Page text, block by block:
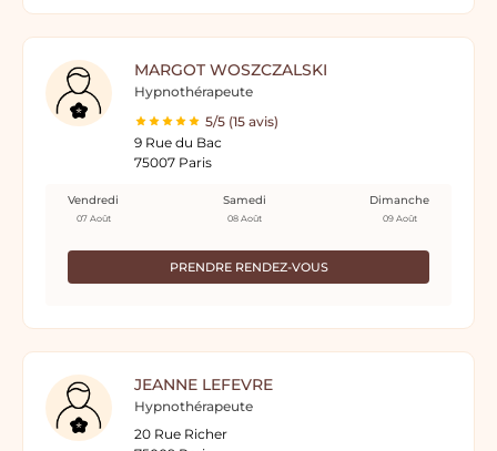
MARGOT WOSZCZALSKI
Hypnothérapeute
5/5 (15 avis)
9 Rue du Bac
75007 Paris
PRENDRE RENDEZ-VOUS
Vendredi
07 Août
Samedi
08 Août
Dimanche
09 Août
JEANNE LEFEVRE
Hypnothérapeute
20 Rue Richer